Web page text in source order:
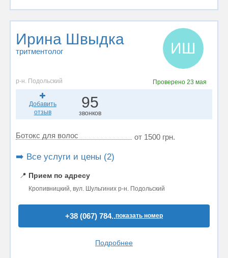
Ирина Швыдка
тритментолог ИШ
р-н. Подольский Проверено 23 мая
Добавить
отзыв
95
звонков
Ботокс для волос от 1500 грн.
➡️ Все услуги и цены (2)
📍 Прием по адресу
Кропивницкий, вул. Шульгиних р-н. Подольский
+38 (067) 784..показать номер
Подробнее